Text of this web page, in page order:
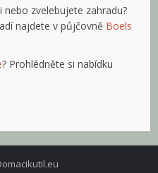
zvelebujete zahradu?
najdete v půjčovně Boels
? Prohlédněte si nabídku